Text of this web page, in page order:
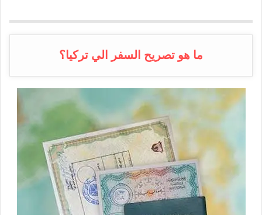
ما هو تصريح السفر الي تركيا؟